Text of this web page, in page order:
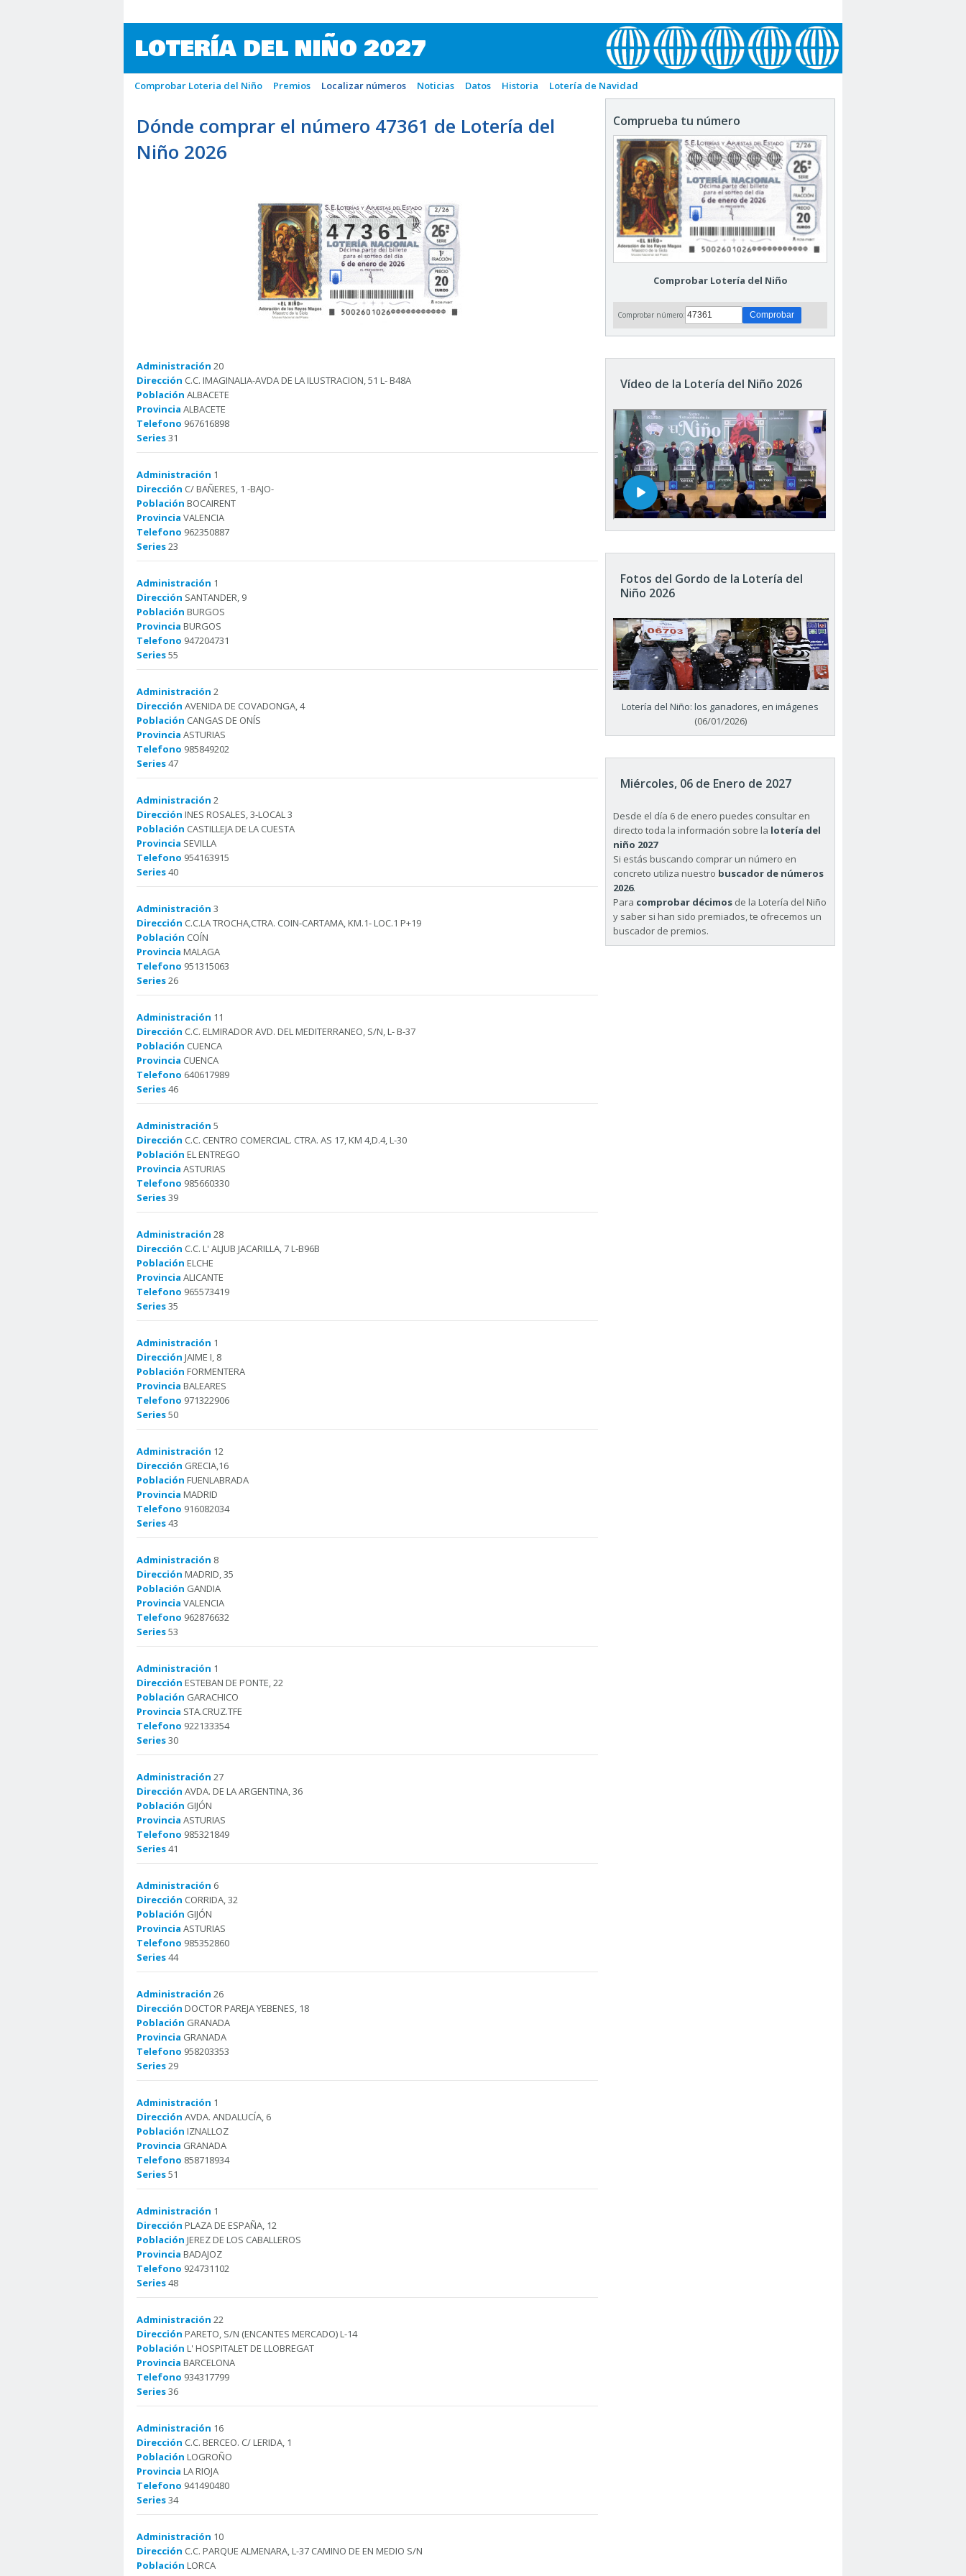
LOTERÍA DEL NIÑO 2027
Comprobar Loteria del Niño Premios Localizar números Noticias Datos Historia Lotería de Navidad
Dónde comprar el número 47361 de Lotería del
Niño 2026
47361
Administración 20
Dirección C.C. IMAGINALIA-AVDA DE LA ILUSTRACION, 51 L- B48A
Población ALBACETE
Provincia ALBACETE
Telefono 967616898
Series31
Administración 1
Dirección C/ BAÑERES, 1 -BAJO-
Población BOCAIRENT
Provincia VALENCIA
Telefono 962350887
Series23
Administración 1
Dirección SANTANDER, 9
Población BURGOS
Provincia BURGOS
Telefono 947204731
Series55
Administración 2
Dirección AVENIDA DE COVADONGA, 4
Población CANGAS DE ONÍS
Provincia ASTURIAS
Telefono 985849202
Series47
Administración 2
Dirección INES ROSALES, 3-LOCAL 3
Población CASTILLEJA DE LA CUESTA
Provincia SEVILLA
Telefono 954163915
Series40
Administración 3
Dirección C.C.LA TROCHA,CTRA. COIN-CARTAMA, KM.1- LOC.1 P+19
Población COÍN
Provincia MALAGA
Telefono 951315063
Series26
Administración 11
Dirección C.C. ELMIRADOR AVD. DEL MEDITERRANEO, S/N, L- B-37
Población CUENCA
Provincia CUENCA
Telefono 640617989
Series46
Administración 5
Dirección C.C. CENTRO COMERCIAL. CTRA. AS 17, KM 4,D.4, L-30
Población EL ENTREGO
Provincia ASTURIAS
Telefono 985660330
Series39
Administración 28
Dirección C.C. L' ALJUB JACARILLA, 7 L-B96B
Población ELCHE
Provincia ALICANTE
Telefono 965573419
Series35
Administración 1
Dirección JAIME I, 8
Población FORMENTERA
Provincia BALEARES
Telefono 971322906
Series50
Administración 12
Dirección GRECIA,16
Población FUENLABRADA
Provincia MADRID
Telefono 916082034
Series43
Administración 8
Dirección MADRID, 35
Población GANDIA
Provincia VALENCIA
Telefono 962876632
Series53
Administración 1
Dirección ESTEBAN DE PONTE, 22
Población GARACHICO
Provincia STA.CRUZ.TFE
Telefono 922133354
Series30
Administración 27
Dirección AVDA. DE LA ARGENTINA, 36
Población GIJÓN
Provincia ASTURIAS
Telefono 985321849
Series41
Administración 6
Dirección CORRIDA, 32
Población GIJÓN
Provincia ASTURIAS
Telefono 985352860
Series44
Administración 26
Dirección DOCTOR PAREJA YEBENES, 18
Población GRANADA
Provincia GRANADA
Telefono 958203353
Series29
Administración 1
Dirección AVDA. ANDALUCÍA, 6
Población IZNALLOZ
Provincia GRANADA
Telefono 858718934
Series51
Administración 1
Dirección PLAZA DE ESPAÑA, 12
Población JEREZ DE LOS CABALLEROS
Provincia BADAJOZ
Telefono 924731102
Series48
Administración 22
Dirección PARETO, S/N (ENCANTES MERCADO) L-14
Población L' HOSPITALET DE LLOBREGAT
Provincia BARCELONA
Telefono 934317799
Series36
Administración 16
Dirección C.C. BERCEO. C/ LERIDA, 1
Población LOGROÑO
Provincia LA RIOJA
Telefono 941490480
Series34
Administración 10
Dirección C.C. PARQUE ALMENARA, L-37 CAMINO DE EN MEDIO S/N
Población LORCA
Comprueba tu número
Comprobar Lotería del Niño
Comprobar número:
Vídeo de la Lotería del Niño 2026
Fotos del Gordo de la Lotería del
Niño 2026
Lotería del Niño: los ganadores, en imágenes
(06/01/2026)
Miércoles, 06 de Enero de 2027
Desde el día 6 de enero puedes consultar en
directo toda la información sobre la lotería del
niño 2027
Si estás buscando comprar un número en
concreto utiliza nuestro buscador de números
2026.
Para comprobar décimos de la Lotería del Niño
y saber si han sido premiados, te ofrecemos un
buscador de premios.